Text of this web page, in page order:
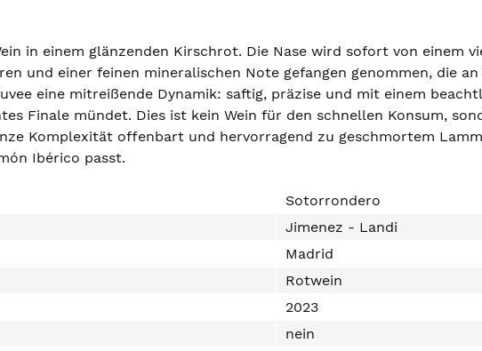
in einem glänzenden Kirschrot. Die Nase wird sofort von einem
und einer feinen mineralischen Note gefangen genommen, die
eine mitreißende Dynamik: saftig, präzise und mit einem
Finale mündet. Dies ist kein Wein für den schnellen Konsum,
Komplexität offenbart und hervorragend zu geschmortem
Ibérico passt.
Sotorrondero
Jimenez - Landi
Madrid
Rotwein
2023
nein